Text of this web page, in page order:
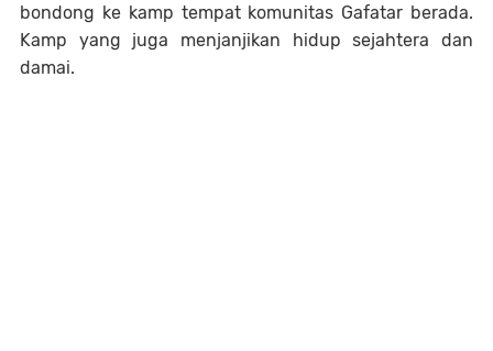
bondong ke kamp tempat komunitas Gafatar berada.
Kamp yang juga menjanjikan hidup sejahtera dan
damai.